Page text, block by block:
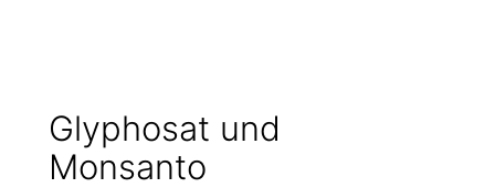
r
a
Glyphosat und
Monsanto